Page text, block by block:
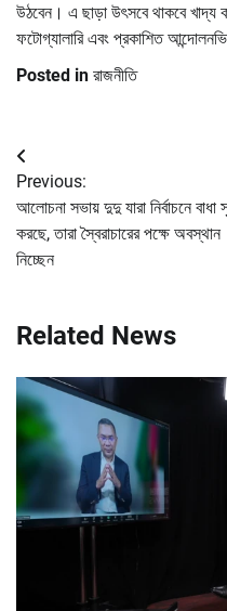
উঠবেন। এ ছাড়া উৎসবে থাকবে খাদ্য
ফটোগ্যালারি এবং প্রকাশিত
Posted in রাজনীতি
Post
navigation
Previous:
আলোচনা সভায় দুদু যারা নির্বাচনে বাধা
করছে, তারা স্বৈরাচারের পক্ষে অবস্থান
নিচ্ছেন
Related News